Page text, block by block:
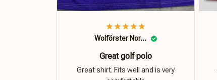
Wolförster Norbert
Great golf polo
Great shirt. Fits well and is very